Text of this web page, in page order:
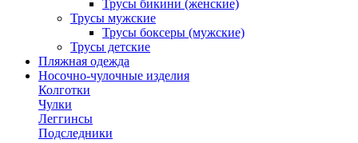
Трусы бикини (женские)
Трусы мужские
Трусы боксеры (мужские)
Трусы детские
Пляжная одежда
Носочно-чулочные изделия
Колготки
Чулки
Леггинсы
Подследники